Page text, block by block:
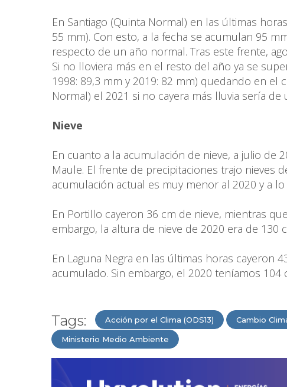
En Santiago (Quinta Normal) en las últimas
55 mm). Con esto, a la fecha se acumulan 95
respecto de un año normal. Tras este frente,
Si no lloviera más en el resto del año ya se
1998: 89,3 mm y 2019: 82 mm) quedando en el
Normal) el 2021 si no cayera más lluvia sería de
Nieve
En cuanto a la acumulación de nieve, a julio de
Maule. El frente de precipitaciones trajo nieves
acumulación actual es muy menor al 2020 y a
En Portillo cayeron 36 cm de nieve, mientras
embargo, la altura de nieve de 2020 era de 130
En Laguna Negra en las últimas horas cayeron
acumulado. Sin embargo, el 2020 teníamos
Tags: Acción por el Clima (ODS13) Cambio
Ministerio Medio Ambiente